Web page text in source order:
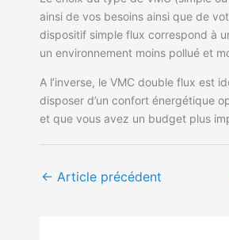
ainsi de vos besoins ainsi que de
dispositif simple flux correspond à
un environnement moins pollué et
A l’inverse, le VMC double flux est
disposer d’un confort énergétique
et que vous avez un budget plus
← Article précédent